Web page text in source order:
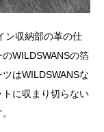
ン収納部の革の仕
WILDSWANSの箔
はWILDSWANSな
に収まり切らない